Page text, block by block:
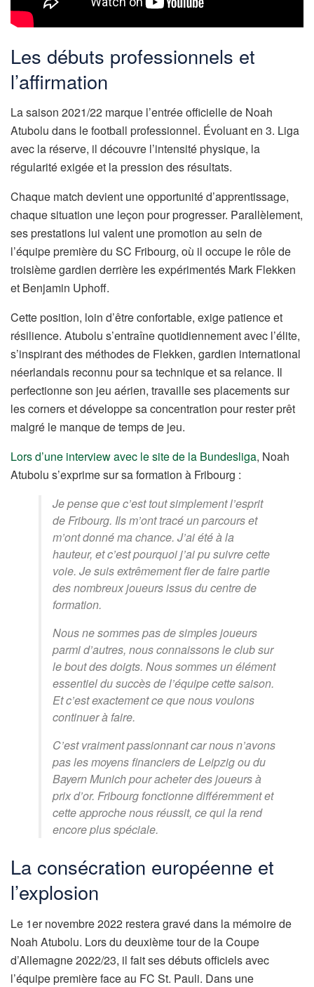
Les débuts professionnels et
l’affirmation
La saison 2021/22 marque l’entrée officielle de Noah
Atubolu dans le football professionnel. Évoluant en 3. Liga
avec la réserve, il découvre l’intensité physique, la
régularité exigée et la pression des résultats.
Chaque match devient une opportunité d’apprentissage,
chaque situation une leçon pour progresser. Parallèlement,
ses prestations lui valent une promotion au sein de
l’équipe première du SC Fribourg, où il occupe le rôle de
troisième gardien derrière les expérimentés Mark Flekken
et Benjamin Uphoff.
Cette position, loin d’être confortable, exige patience et
résilience. Atubolu s’entraîne quotidiennement avec l’élite,
s’inspirant des méthodes de Flekken, gardien international
néerlandais reconnu pour sa technique et sa relance. Il
perfectionne son jeu aérien, travaille ses placements sur
les corners et développe sa concentration pour rester prêt
malgré le manque de temps de jeu.
Lors d’une interview avec le site de la Bundesliga, Noah
Atubolu s’exprime sur sa formation à Fribourg :
Je pense que c’est tout simplement l’esprit
de Fribourg. Ils m’ont tracé un parcours et
m’ont donné ma chance. J’ai été à la
hauteur, et c’est pourquoi j’ai pu suivre cette
voie. Je suis extrêmement fier de faire partie
des nombreux joueurs issus du centre de
formation.
Nous ne sommes pas de simples joueurs
parmi d’autres, nous connaissons le club sur
le bout des doigts. Nous sommes un élément
essentiel du succès de l’équipe cette saison.
Et c’est exactement ce que nous voulons
continuer à faire.
C’est vraiment passionnant car nous n’avons
pas les moyens financiers de Leipzig ou du
Bayern Munich pour acheter des joueurs à
prix d’or. Fribourg fonctionne différemment et
cette approche nous réussit, ce qui la rend
encore plus spéciale.
La consécration européenne et
l’explosion
Le 1er novembre 2022 restera gravé dans la mémoire de
Noah Atubolu. Lors du deuxième tour de la Coupe
d’Allemagne 2022/23, il fait ses débuts officiels avec
l’équipe première face au FC St. Pauli. Dans une